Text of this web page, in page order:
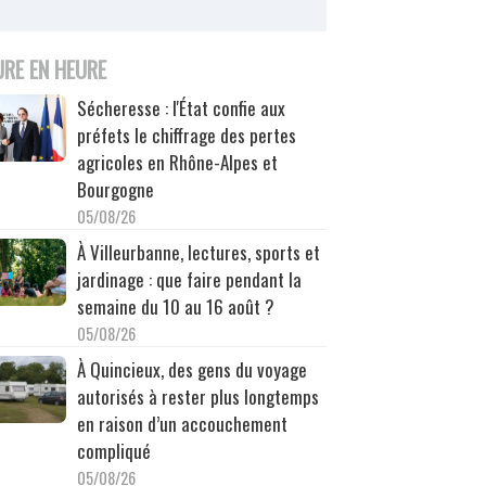
EN HEURE
Sécheresse : l'État confie aux
préfets le chiffrage des pertes
agricoles en Rhône-Alpes et
Bourgogne
05/08/26
À Villeurbanne, lectures, sports et
jardinage : que faire pendant la
semaine du 10 au 16 août ?
05/08/26
À Quincieux, des gens du voyage
autorisés à rester plus longtemps
en raison d’un accouchement
compliqué
05/08/26